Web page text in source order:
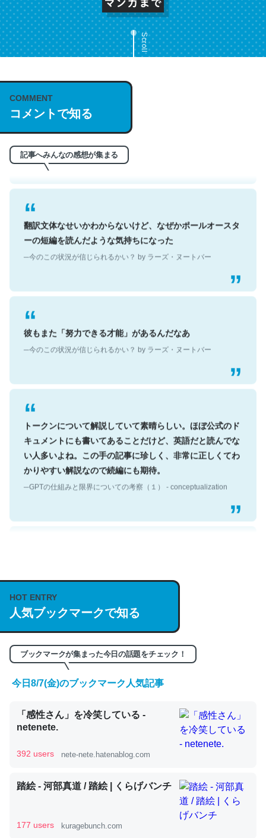
Scroll
COMMENT
コメントで知る
記事へみんなの感想が集まる
これは名文。彼はとてもクレバーなんだろうなと凄く思
う。英語少しでも読める人は原文もお勧め。自分はこの流
れ好き。Let’s Fucking Go. Then Covid hit. Shit.
─今のこの状況が信じられるかい？ by ラーズ・ヌートバー
翻訳文体なせいかわからないけど、なぜかポールオースタ
ーの短編を読んだような気持ちになった
─今のこの状況が信じられるかい？ by ラーズ・ヌートバー
彼もまた「努力できる才能」があるんだなあ
─今のこの状況が信じられるかい？ by ラーズ・ヌートバー
トークンについて解説していて素晴らしい。ほぼ公式のド
キュメントにも書いてあることだけど、英語だと読んでな
い人多いよね。この手の記事に珍しく、非常に正しくてわ
かりやすい解説なので続編にも期待。
─GPTの仕組みと限界についての考察（１） - conceptualization
https://isobe324649.hatenablog.com/entry/2023/03/27
/064121
─GPTの仕組みと限界についての考察（１） - conceptualization
くらい。小説でいう「ずっと前の伏線」は回収されないけ
ど、短期記憶というには多い分量。進化すればするほど分
─GPTの仕組みと限界についての考察（１） - conceptualization
昆虫ってカルシウム少ないのか。知らんかった。調べたら
HOT ENTRY
人気ブックマークで知る
ブックマークが集まった今日の話題をチェック！
今日8/7(金)のブックマーク人気記事
「感性さん」を冷笑している -
netenete.
392 users nete-nete.hatenablog.com
踏絵 - 河部真道 / 踏絵 | くらげバンチ
177 users kuragebunch.com